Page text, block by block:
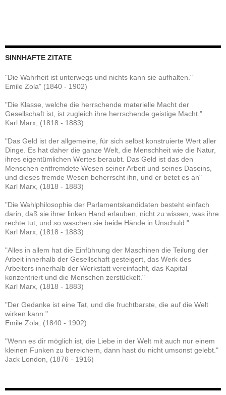
SINNHAFTE ZITATE
"Die Wahrheit ist unterwegs und nichts kann sie aufhalten."
Emile Zola" (1840 - 1902)
"Die Klasse, welche die herrschende materielle Macht der
Gesellschaft ist, ist zugleich ihre herrschende geistige Macht."
Karl Marx, (1818 - 1883)
"Das Geld ist der allgemeine, für sich selbst konstruierte Wert aller
Dinge. Es hat daher die ganze Welt, die Menschheit wie die Natur,
ihres eigentümlichen Wertes beraubt. Das Geld ist das den
Menschen entfremdete Wesen seiner Arbeit und seines Daseins,
und dieses fremde Wesen beherrscht ihn, und er betet es an"
Karl Marx, (1818 - 1883)
"Die Wahlphilosophie der Parlamentskandidaten besteht einfach
darin, daß sie ihrer linken Hand erlauben, nicht zu wissen, was ihre
rechte tut, und so waschen sie beide Hände in Unschuld."
Karl Marx, (1818 - 1883)
"Alles in allem hat die Einführung der Maschinen die Teilung der
Arbeit innerhalb der Gesellschaft gesteigert, das Werk des
Arbeiters innerhalb der Werkstatt vereinfacht, das Kapital
konzentriert und die Menschen zerstückelt."
Karl Marx, (1818 - 1883)
"Der Gedanke ist eine Tat, und die fruchtbarste, die auf die Welt
wirken kann."
Emile Zola, (1840 - 1902)
"Wenn es dir möglich ist, die Liebe in der Welt mit auch nur einem
kleinen Funken zu bereichern, dann hast du nicht umsonst gelebt."
Jack London, (1876 - 1916)